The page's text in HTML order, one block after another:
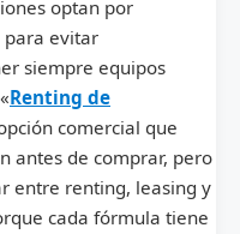
optan por
para evitar
siempre equipos
Renting de
comercial que
antes de comprar, pero
entre renting, leasing y
cada fórmula tiene